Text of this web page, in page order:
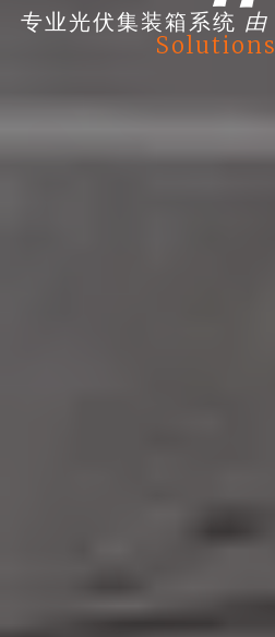
专业光伏集装箱系统 由
Solutions